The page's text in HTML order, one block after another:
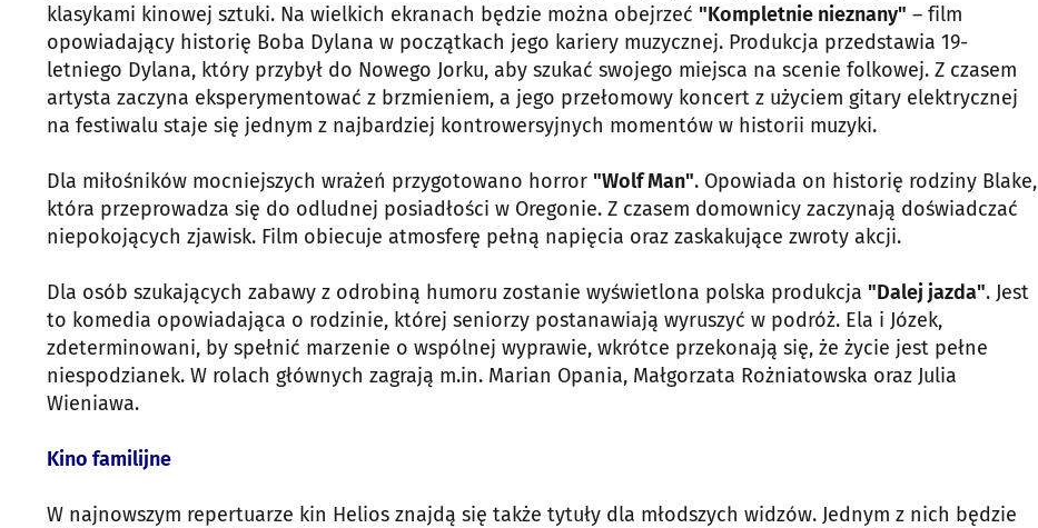
klasykami kinowej sztuki. Na wielkich ekranach będzie można obejrzeć "Kompletnie nieznany" – film
opowiadający historię Boba Dylana w początkach jego kariery muzycznej. Produkcja przedstawia 19-
letniego Dylana, który przybył do Nowego Jorku, aby szukać swojego miejsca na scenie folkowej. Z czasem
artysta zaczyna eksperymentować z brzmieniem, a jego przełomowy koncert z użyciem gitary elektrycznej
na festiwalu staje się jednym z najbardziej kontrowersyjnych momentów w historii muzyki.
Dla miłośników mocniejszych wrażeń przygotowano horror "Wolf Man". Opowiada on historię rodziny Blake,
która przeprowadza się do odludnej posiadłości w Oregonie. Z czasem domownicy zaczynają doświadczać
niepokojących zjawisk. Film obiecuje atmosferę pełną napięcia oraz zaskakujące zwroty akcji.
Dla osób szukających zabawy z odrobiną humoru zostanie wyświetlona polska produkcja "Dalej jazda". Jest
to komedia opowiadająca o rodzinie, której seniorzy postanawiają wyruszyć w podróż. Ela i Józek,
zdeterminowani, by spełnić marzenie o wspólnej wyprawie, wkrótce przekonają się, że życie jest pełne
niespodzianek. W rolach głównych zagrają m.in. Marian Opania, Małgorzata Rożniatowska oraz Julia
Wieniawa.
Kino familijne
W najnowszym repertuarze kin Helios znajdą się także tytuły dla młodszych widzów. Jednym z nich będzie